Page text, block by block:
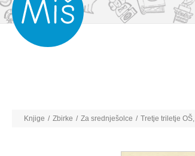
Knjige / Zbirke / Za srednješolce / Tretje triletje OŠ,